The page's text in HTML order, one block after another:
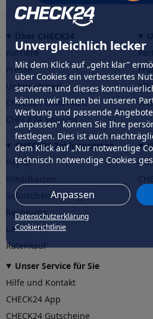
Unvergleichlich lecker
Mit dem Klick auf „geht klar”
über Cookies ein verbessertes
servieren und dieses
können wir Ihnen bei unseren
Werbung und passende
„anpassen” können Sie Ihre
festlegen. Dies ist auch
dem Klick auf „Nur notwendige
technisch notwendige Cookies
Anpassen
Datenschutzerklärung
Cookierichtlinie
Karriere
Presse
Unternehmen
CHECK24 Österreich
CHECK24 Spanien
CHECK24 Zahlungsarten
PayPal
Sofortüberweisung
Rechnung
Lastschrift
Ratenkauf
Unser Service für Sie
Hilfe und Kontakt
CHECK24 App
CHECK24 Gutscheine